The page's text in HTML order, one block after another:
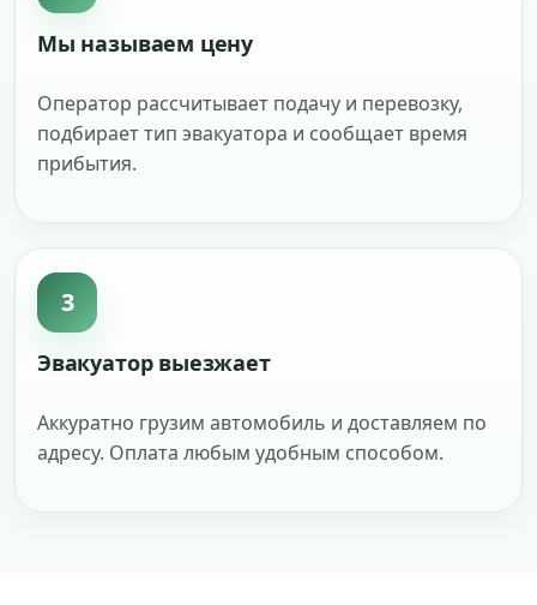
Мы называем цену
Оператор рассчитывает подачу и перевозку,
подбирает тип эвакуатора и сообщает время
прибытия.
3
Эвакуатор выезжает
Аккуратно грузим автомобиль и доставляем по
адресу. Оплата любым удобным способом.